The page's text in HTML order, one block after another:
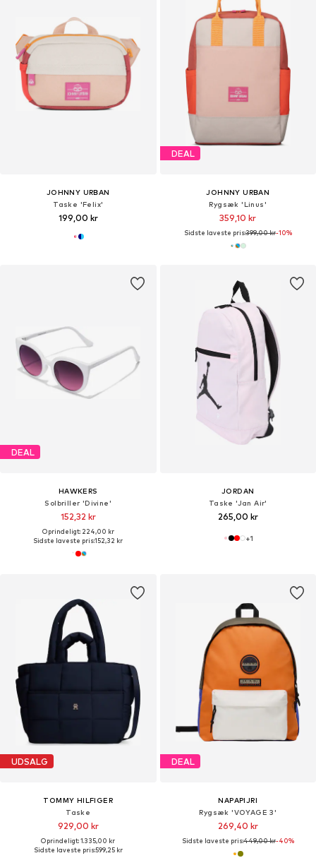
JOHNNY URBAN
Taske 'Felix'
199,00 kr
DEAL
JOHNNY URBAN
Rygsæk 'Linus'
359,10 kr
Sidste laveste pris:399,00 kr-10%
DEAL
HAWKERS
Solbriller 'Divine'
152,32 kr
Oprindeligt: 224,00 kr
Sidste laveste pris:152,32 kr
JORDAN
Taske 'Jan Air'
265,00 kr
+1
UDSALG
TOMMY HILFIGER
Taske
929,00 kr
Oprindeligt: 1.335,00 kr
Sidste laveste pris:599,25 kr
DEAL
NAPAPIJRI
Rygsæk 'VOYAGE 3'
269,40 kr
Sidste laveste pris:449,00 kr-40%